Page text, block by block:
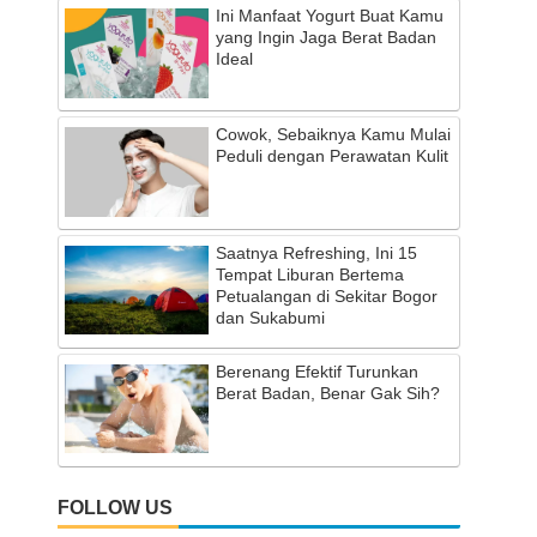
Ini Manfaat Yogurt Buat Kamu
yang Ingin Jaga Berat Badan
Ideal
Cowok, Sebaiknya Kamu Mulai
Peduli dengan Perawatan Kulit
Saatnya Refreshing, Ini 15
Tempat Liburan Bertema
Petualangan di Sekitar Bogor
dan Sukabumi
Berenang Efektif Turunkan
Berat Badan, Benar Gak Sih?
FOLLOW US